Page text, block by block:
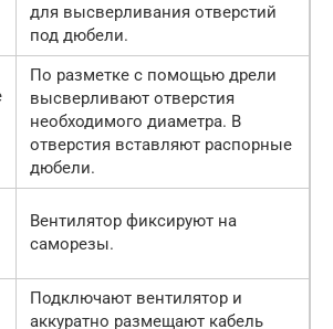
для высверливания отверстий
под дюбели.
По разметке с помощью дрели
высверливают отверстия
необходимого диаметра. В
отверстия вставляют распорные
дюбели.
Вентилятор фиксируют на
саморезы.
Подключают вентилятор и
аккуратно размещают кабель